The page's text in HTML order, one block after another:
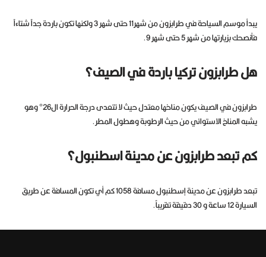
يبدأ موسم السياحة في طرابزون من شهر11 حتى شهر 3 ولكنها تكون باردة جداً شتاءاً
فأنصحك بزيارتها من شهر 5 حتى شهر 9.
هل طرابزون تركيا باردة في الصيف؟
طرابزون في الصيف يكون مناخها معتدل حيث لا تتعدى درجة الحرارة ال26° وهو
يشبه المناخ الاستوائي من حيث الرطوبة وهطول المطر.
كم تبعد طرابزون عن مدينة اسطنبول؟
تبعد طرابزون عن مدينة إسطنبول مسافة 1058 كم أي تكون المسافة عن طريق
السيارة 12 ساعة و 30 دقيقة تقريباً.